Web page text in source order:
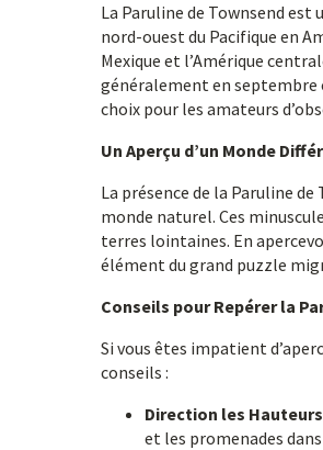
La Paruline de Townsend
nord-ouest du Pacifique en
Mexique et l’Amérique
généralement en septembre
choix pour les amateurs
Un Aperçu d’un Monde
La présence de la Paruline
monde naturel. Ces
terres lointaines. En
élément du grand puzzle
Conseils pour Repérer la
Si vous êtes impatient
conseils :
Direction les
et les promenades